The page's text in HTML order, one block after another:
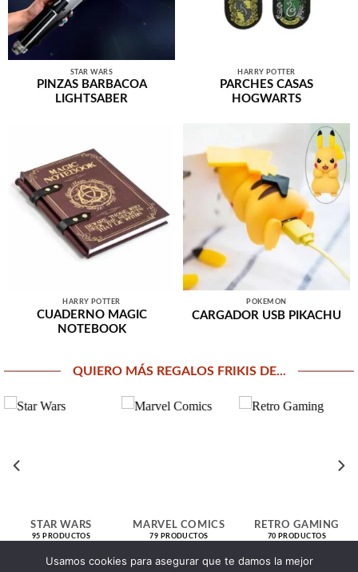
STAR WARS
PINZAS BARBACOA
LIGHTSABER
HARRY POTTER
PARCHES CASAS
HOGWARTS
HARRY POTTER
CUADERNO MAGIC
NOTEBOOK
POKEMON
CARGADOR USB PIKACHU
QUIERO MÁS REGALOS FRIKIS DE...
STAR WARS
95 PRODUCTOS
MARVEL COMICS
79 PRODUCTOS
RETRO GAMING
70 PRODUCTOS
Usamos cookies para asegurar que te damos la mejor